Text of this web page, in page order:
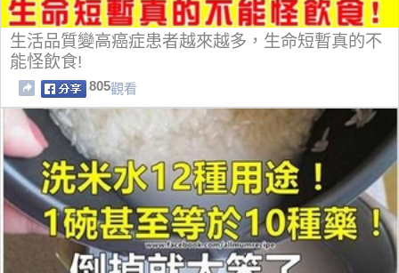
生活品質變高癌症患者越來越多，生命短暫真的不
能怪飲食!
805觀看